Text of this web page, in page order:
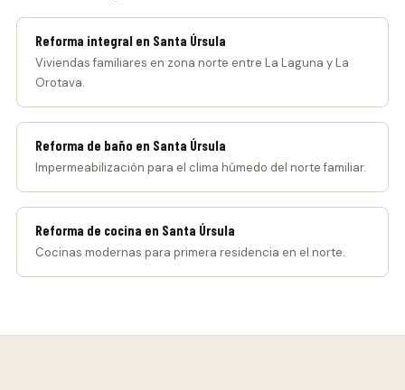
Reforma integral en Santa Úrsula
Viviendas familiares en zona norte entre La Laguna y La
Orotava.
Reforma de baño en Santa Úrsula
Impermeabilización para el clima húmedo del norte familiar.
Reforma de cocina en Santa Úrsula
Cocinas modernas para primera residencia en el norte.